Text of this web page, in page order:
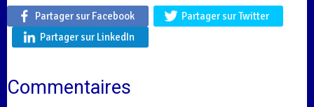
Partager sur Facebook
Partager sur Twitter
Partager sur LinkedIn
Commentaires